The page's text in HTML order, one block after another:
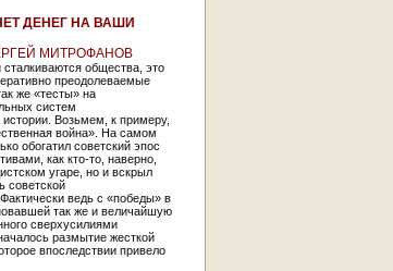
ДЕНЕГ НА ВАШИ
МИТРОФАНОВ
общества, это
преодолеваемые
же «тесты» на
систем
Возьмем, к примеру,
война». На самом
обогатил советский эпос
как кто-то, наверно,
угаре, но и вскрыл
советской
ведь с «победы» в
так же и величайшую
сверхусилиями
размытие жесткой
впоследствии привело